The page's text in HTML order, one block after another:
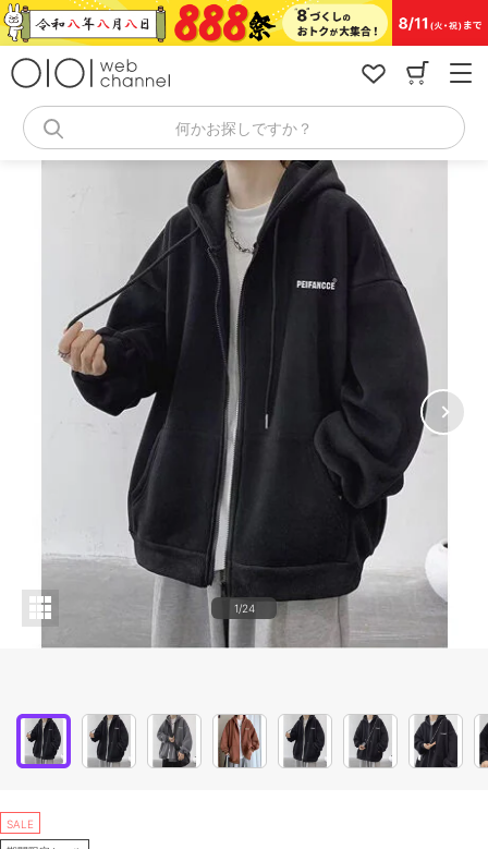
コ
ン
何かお探しですか？
1/24
SALE